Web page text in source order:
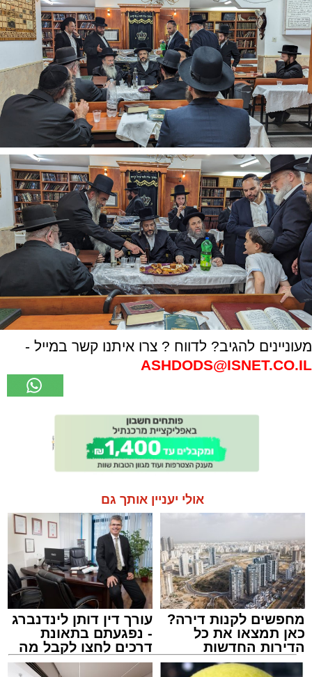
מעוניינים להגיב? לדווח ? צרו איתנו קשר במייל -
ASHDODS@ISNET.CO.IL
אולי יעניין אותך גם
מחפשים לקנות דירה?
כאן תמצאו את כל
הדירות החדשות
למכירה באשדוד >>>
עורך דין דותן לינדנברג
- נפגעתם בתאונת
דרכים לחצו לקבל מה
שמגיע לכם